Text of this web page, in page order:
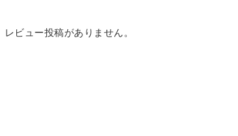
レビュー投稿がありません。